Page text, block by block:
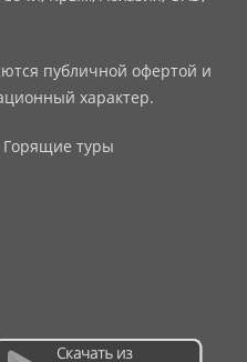
публичной офертой и
характер.
Горящие туры